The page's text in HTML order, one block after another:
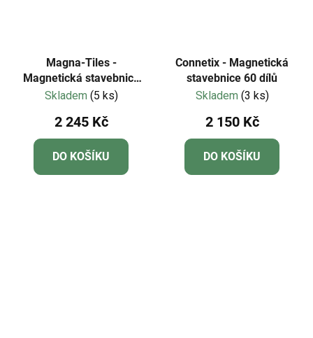
Magna-Tiles -
Magnetická stavebnice
Fire Station 50 dílů
Skladem (5 ks)
2 245 Kč
DO KOŠÍKU
Connetix - Magnetická
stavebnice 60 dílů
Skladem (3 ks)
2 150 Kč
DO KOŠÍKU